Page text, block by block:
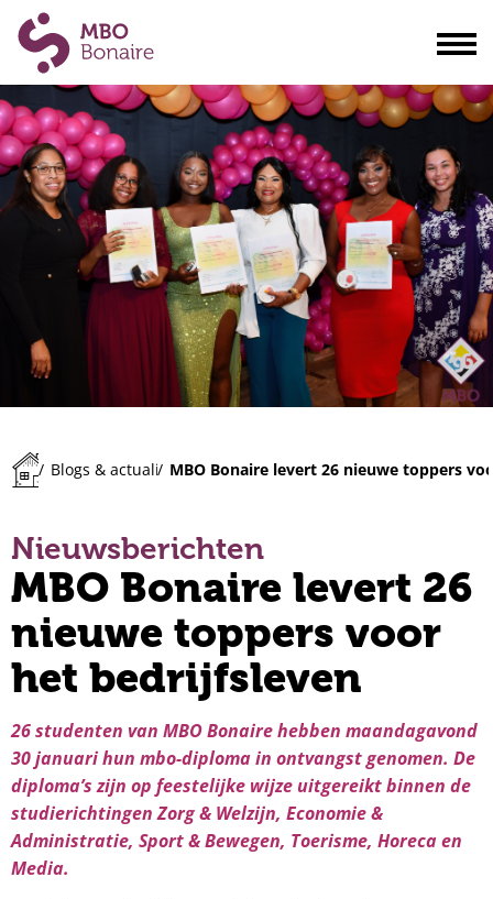
Opleidingen
Scholieren
Volwassenen
Bedrijven
Ouders
Blogs & actualiteiten
Praktisch
Organisatie
/ Blogs & actualiteiten
/ MBO Bonaire levert 26 nieuwe toppers
Nieuwsberichten
MBO Bonaire levert 26
nieuwe toppers voor
het bedrijfsleven
26 studenten van MBO Bonaire hebben maandagavond
30 januari hun mbo-diploma in ontvangst genomen. De
diploma’s zijn op feestelijke wijze uitgereikt binnen de
studierichtingen Zorg & Welzijn, Economie &
Administratie, Sport & Bewegen, Toerisme, Horeca en
Media.